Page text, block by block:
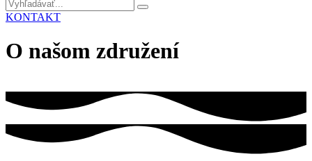
KONTAKT
O našom združení